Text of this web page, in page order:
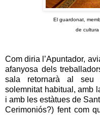
El guardonat,
de
Com diria l’Apuntador,
afanyosa dels
sala retornarà al seu
solemnitat habitual, amb
i amb les estàtues de
Cerimoniós?) fent com